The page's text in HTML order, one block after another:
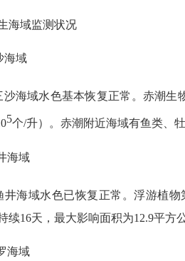
海域监测状况
海域
海域水色基本恢复正常。赤潮生
5个/升）。赤潮附近海域有鱼类、
海域
井海域水色已恢复正常。浮游植
续16天，最大影响面积为12.9平方
海域